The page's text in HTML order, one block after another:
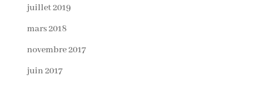
juillet 2019
mars 2018
novembre 2017
juin 2017